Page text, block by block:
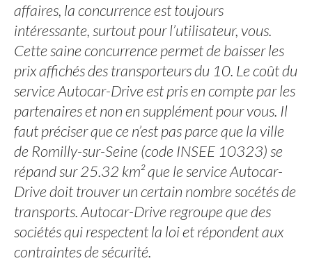
affaires, la concurrence est toujours
intéressante, surtout pour l’utilisateur, vous.
Cette saine concurrence permet de baisser les
prix affichés des transporteurs du 10. Le coût du
service Autocar-Drive est pris en compte par les
partenaires et non en supplément pour vous. Il
faut préciser que ce n’est pas parce que la ville
de Romilly-sur-Seine (code INSEE 10323) se
répand sur 25.32 km² que le service Autocar-
Drive doit trouver un certain nombre socétés de
transports. Autocar-Drive regroupe que des
sociétés qui respectent la loi et répondent aux
contraintes de sécurité.